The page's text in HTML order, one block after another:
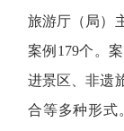
旅游厅（局）
案例179个。
进景区、非遗
合等多种形式